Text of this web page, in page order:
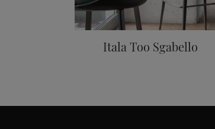
Itala Too Sgabello